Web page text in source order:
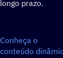
longo prazo.
Conheça o
conteúdo